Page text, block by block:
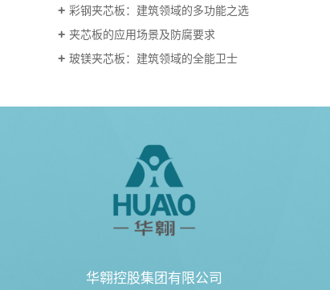
彩钢夹芯板：建筑领域的多功能之选
夹芯板的应用场景及防腐要求
玻镁夹芯板：建筑领域的全能卫士
华翱控股集团有限公司